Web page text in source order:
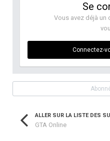
Se
Vous avez déjà un
Connectez-
ALLER SUR LA LISTE DES
GTA Online